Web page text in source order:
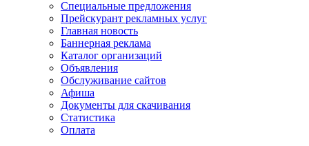
Специальные предложения
Прейскурант рекламных услуг
Главная новость
Баннерная реклама
Каталог организаций
Объявления
Обслуживание сайтов
Афиша
Документы для скачивания
Статистика
Оплата